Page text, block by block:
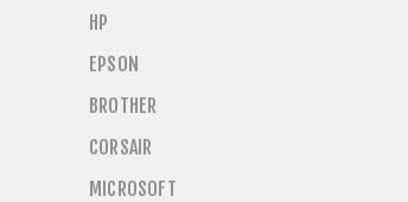
HP
EPSON
BROTHER
CORSAIR
MICROSOFT